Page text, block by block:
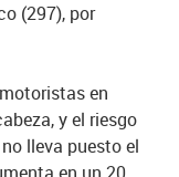
(297), por
en
y el riesgo
lleva puesto el